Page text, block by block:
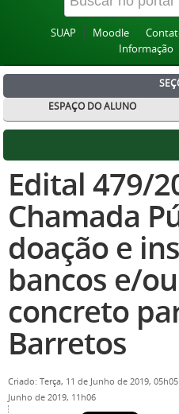
SUAP Moodle
Informação
ESPAÇO DO ALUNO
Edital 479/
Chamada
doação e
bancos e/
concreto
Barretos
Criado: Terça, 11 de Junho de 2019, 05h05
Junho de 2019, 11h06